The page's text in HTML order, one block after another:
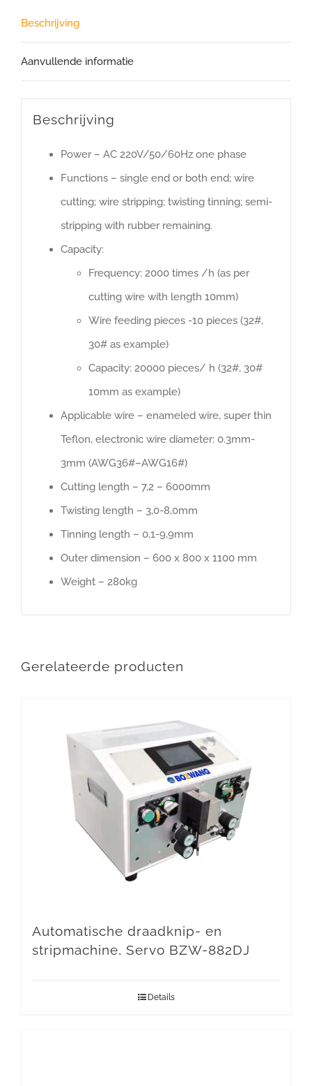
Beschrijving
Aanvullende informatie
Beschrijving
Power – AC 220V/50/60Hz one phase
Functions – single end or both end; wire
cutting; wire stripping; twisting tinning; semi-
stripping with rubber remaining.
Capacity:
Frequency: 2000 times /h (as per
cutting wire with length 10mm)
Wire feeding pieces -10 pieces (32#,
30# as example)
Capacity: 20000 pieces/ h (32#, 30#
10mm as example)
Applicable wire – enameled wire, super thin
Teflon, electronic wire diameter: 0.3mm-
3mm (AWG36#–AWG16#)
Cutting length – 7,2 – 6000mm
Twisting length – 3,0-8,0mm
Tinning length – 0,1-9,9mm
Outer dimension – 600 x 800 x 1100 mm
Weight – 280kg
Gerelateerde producten
Automatische draadknip- en
stripmachine, Servo BZW-882DJ
Details